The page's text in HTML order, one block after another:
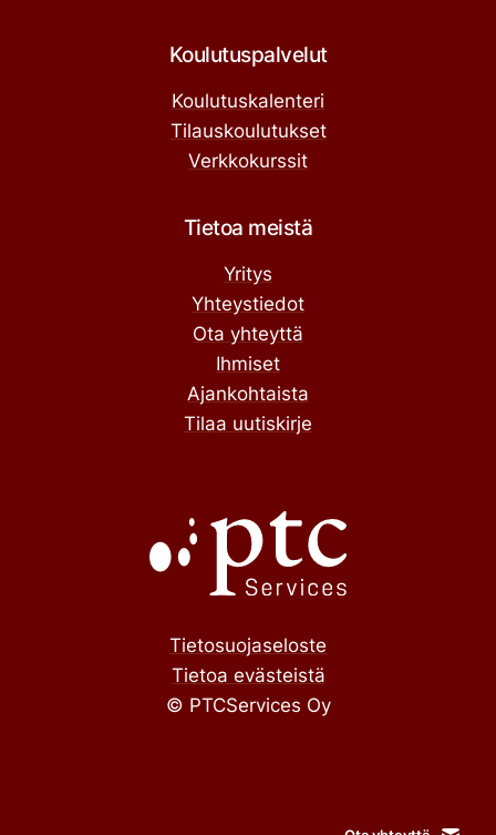
Koulutuspalvelut
Koulutuskalenteri
Tilauskoulutukset
Verkkokurssit
Tietoa meistä
Yritys
Yhteystiedot
Ota yhteyttä
Ihmiset
Ajankohtaista
Tilaa uutiskirje
Tietosuojaseloste
Tietoa evästeistä
© PTCServices Oy